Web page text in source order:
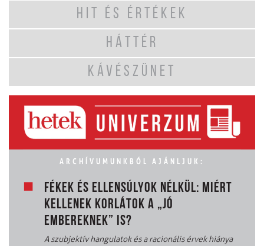
HIT ÉS ÉRTÉKEK
HÁTTÉR
KÁVÉSZÜNET
ARCHÍVUMUNKBÓL AJÁNLJUK:
FÉKEK ÉS ELLENSÚLYOK NÉLKÜL: MIÉRT
KELLENEK KORLÁTOK A „JÓ
EMBEREKNEK” IS?
A szubjektív hangulatok és a racionális érvek hiánya